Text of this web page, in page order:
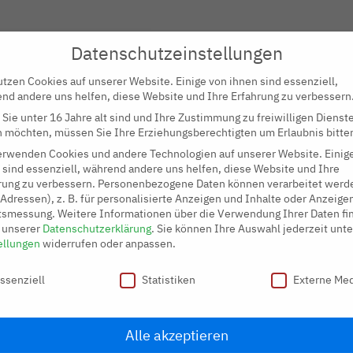
maßgeschneidertes Angebot für Ihr Objekt
gerecht zu werden, möchten wir hierfür
bereits eine erste Einschätzung Ihrer
können, bitten wir Sie bereits vorab um
Datenschutzeinstellungen
Cookies auf unserer Website. Einige von ihnen sind essenziell,
andere uns helfen, diese Website und Ihre Erfahrung zu verbessern.
Sie unter 16 Jahre alt sind und Ihre Zustimmung zu freiwilligen
möchten, müssen Sie Ihre Erziehungsberechtigten um Erlaubnis
Cookies und andere Technologien auf unserer Website.
sind essenziell, während andere uns helfen, diese Website und Ihre
zu verbessern. Personenbezogene Daten können verarbeitet
z. B. für personalisierte Anzeigen und Inhalte oder
Weitere Informationen über die Verwendung Ihrer Daten
Datenschutzerklärung. Sie können Ihre Auswahl jederzeit
widerrufen oder anpassen.
Statistiken Externe
Alle akzeptieren